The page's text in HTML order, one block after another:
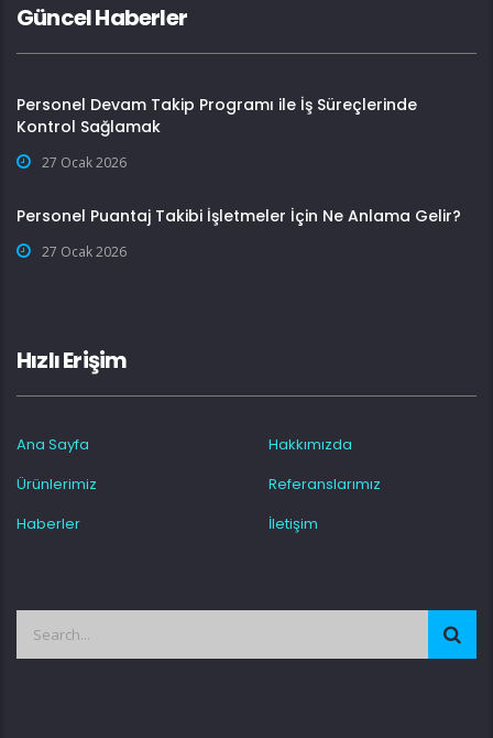
Güncel Haberler
Personel Devam Takip Programı ile İş Süreçlerinde
Kontrol Sağlamak
27 Ocak 2026
Personel Puantaj Takibi İşletmeler İçin Ne Anlama Gelir?
27 Ocak 2026
Hızlı Erişim
Ana Sayfa
Hakkımızda
Ürünlerimiz
Referanslarımız
Haberler
İletişim